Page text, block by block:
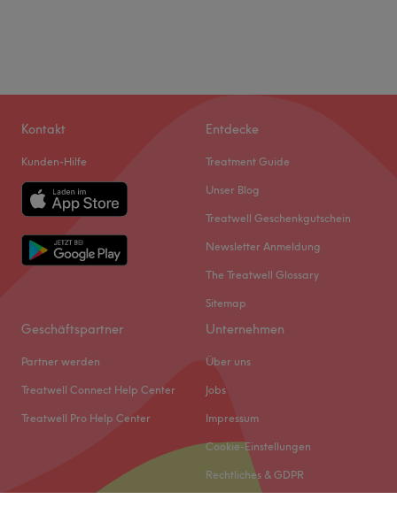
Kontakt
Kunden-Hilfe
Entdecke
Treatment Guide
Unser Blog
Treatwell Geschenkgutschein
Newsletter Anmeldung
The Treatwell Glossary
Sitemap
Geschäftspartner
Partner werden
Treatwell Connect Help Center
Treatwell Pro Help Center
Unternehmen
Über uns
Jobs
Impressum
Cookie-Einstellungen
Rechtliches & GDPR